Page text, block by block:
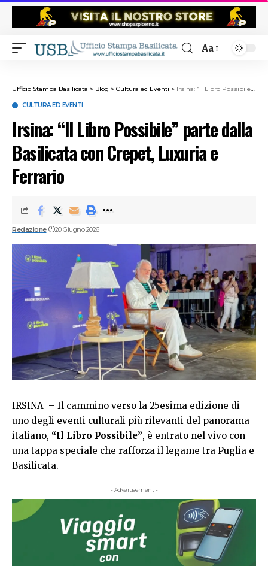
Aa
Ufficio Stampa Basilicata > Blog > Cultura ed Eventi > Irsina: “Il Libro Possibile” parte dalla Basilicata con Crepet, Luxuria e Ferrario
CULTURA ED EVENTI
Irsina: “Il Libro Possibile” parte dalla
Basilicata con Crepet, Luxuria e
Ferrario
Redazione 20 Giugno 2026
IRSINA – Il cammino verso la 25esima edizione di
uno degli eventi culturali più rilevanti del panorama
italiano, “Il Libro Possibile”, è entrato nel vivo con
una tappa speciale che rafforza il legame tra Puglia e
Basilicata.
- Advertisement -